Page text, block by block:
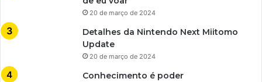
20 de março de 2024
Detalhes da Nintendo Next Miitomo
Update
20 de março de 2024
Conhecimento é poder